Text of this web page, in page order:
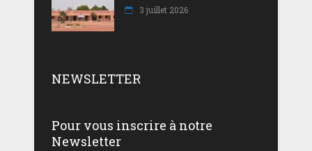
3 juillet 2026
NEWSLETTER
Pour vous inscrire à notre
Newsletter